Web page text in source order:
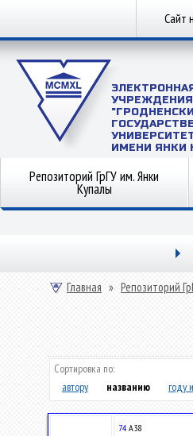
Сайт
ИМЕНИ ЯНКИ
Репозиторий ГрГУ им. Янки
Купалы
Главная » Репозиторий
Сортировка по:
автору
названию году
74 А38